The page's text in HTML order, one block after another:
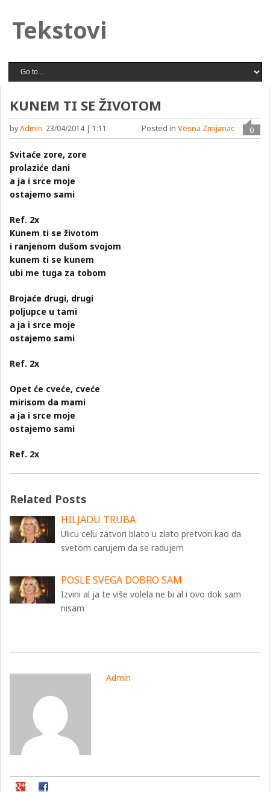
Tekstovi
KUNEM TI SE ŽIVOTOM
byAdmin 23/04/2014 | 1:11 0
Posted in Vesna Zmijanac
Svitaće zore, zore
prolaziće dani
a ja i srce moje
ostajemo sami
Ref. 2x
Kunem ti se životom
i ranjenom dušom svojom
kunem ti se kunem
ubi me tuga za tobom
Brojaće drugi, drugi
poljupce u tami
a ja i srce moje
ostajemo sami
Ref. 2x
Opet će cveće, cveće
mirisom da mami
a ja i srce moje
ostajemo sami
Ref. 2x
Related Posts
HILJADU TRUBA
Ulicu celu zatvori blato u zlato pretvori kao da
svetom carujem da se radujem
POSLE SVEGA DOBRO SAM
Izvini al ja te više volela ne bi al i ovo dok sam
nisam
Admin